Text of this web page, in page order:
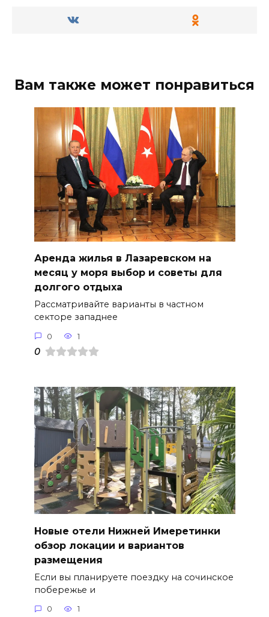
Вам также может понравиться
Аренда жилья в Лазаревском на
месяц у моря выбор и советы для
долгого отдыха
Рассматривайте варианты в частном
секторе западнее
0 1
0
Новые отели Нижней Имеретинки
обзор локации и вариантов
размещения
Если вы планируете поездку на сочинское
побережье и
0 1